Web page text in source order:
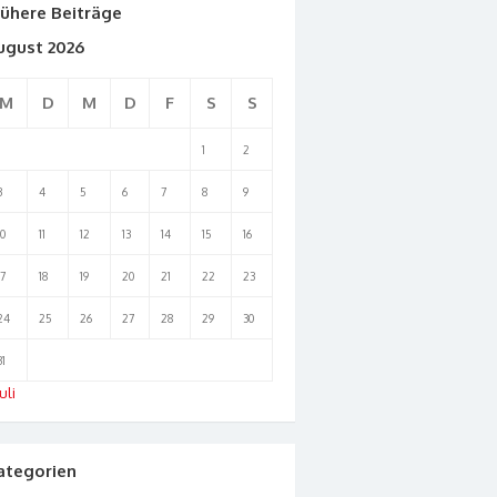
Beiträge
2026
M D M D F S S
1 2
4 5 6 7 8 9
11 12 13 14 15 16
18 19 20 21 22 23
25 26 27 28 29 30